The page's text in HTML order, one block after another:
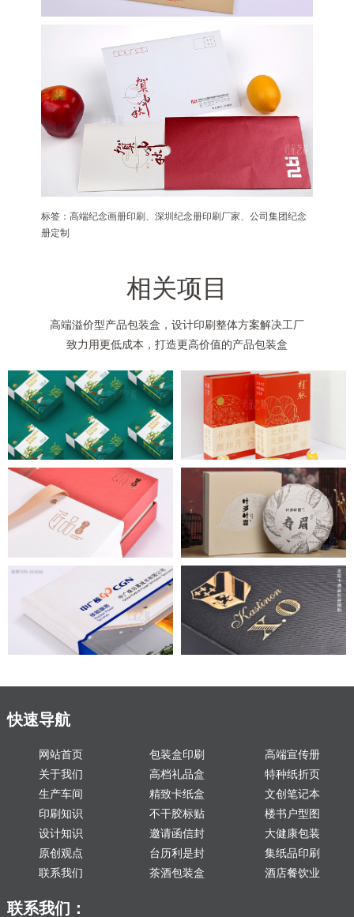
标签：高端纪念画册印刷、深圳纪念册印刷厂家、公司集团纪念
册定制
相关项目
高端溢价型产品包装盒，设计印刷整体方案解决工厂
致力用更低成本，打造更高价值的产品包装盒
快速导航
网站首页
关于我们
生产车间
印刷知识
设计知识
原创观点
联系我们
包装盒印刷
高档礼品盒
精致卡纸盒
不干胶标贴
邀请函信封
台历利是封
茶酒包装盒
高端宣传册
特种纸折页
文创笔记本
楼书户型图
大健康包装
集纸品印刷
酒店餐饮业
联系我们：